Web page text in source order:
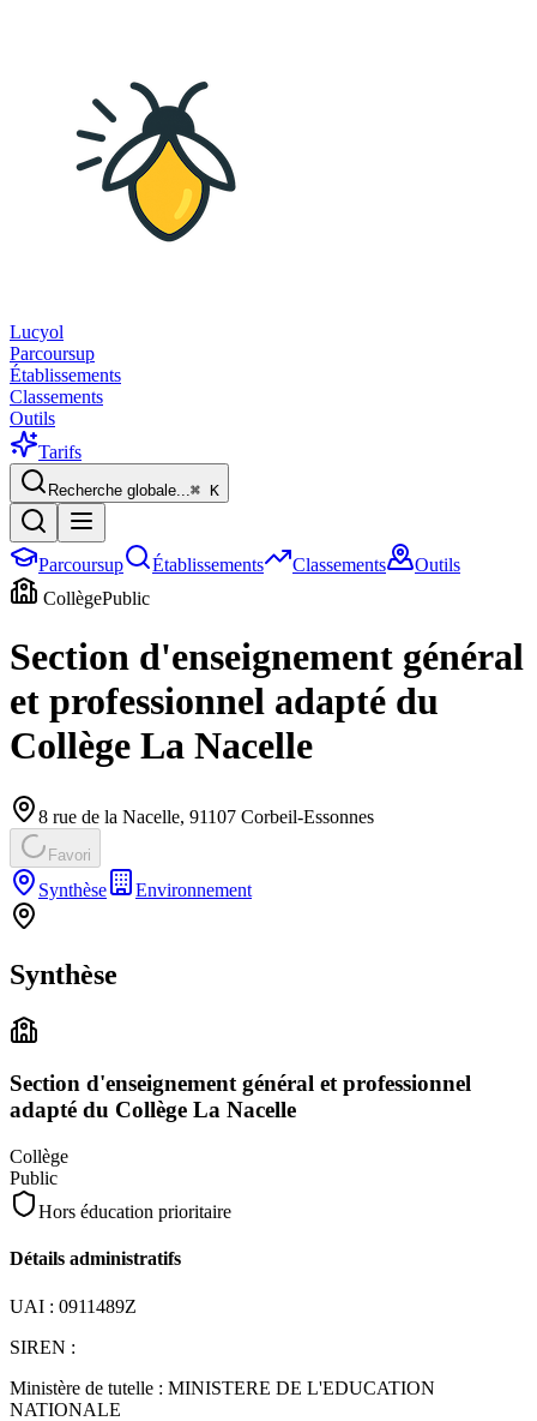
Lucyol
Parcoursup
Établissements
Classements
Outils
Tarifs
Recherche globale...⌘ K
Parcoursup Établissements Classements
Outils
CollègePublic
Section d'enseignement général
et professionnel adapté du
Collège La Nacelle
8 rue de la Nacelle, 91107 Corbeil-Essonnes
Favori
Synthèse Environnement
Synthèse
Section d'enseignement général et professionnel
adapté du Collège La Nacelle
Collège
Public
Hors éducation prioritaire
Détails administratifs
UAI : 0911489Z
SIREN :
Ministère de tutelle : MINISTERE DE L'EDUCATION
NATIONALE